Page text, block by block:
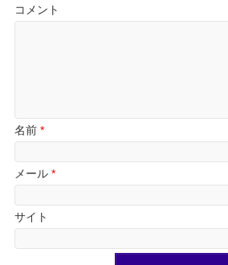
コメント
名前*
メール*
サイト